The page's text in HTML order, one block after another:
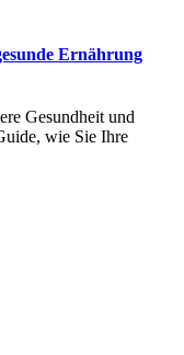
Ernährung
Gesundheit und
wie Sie Ihre